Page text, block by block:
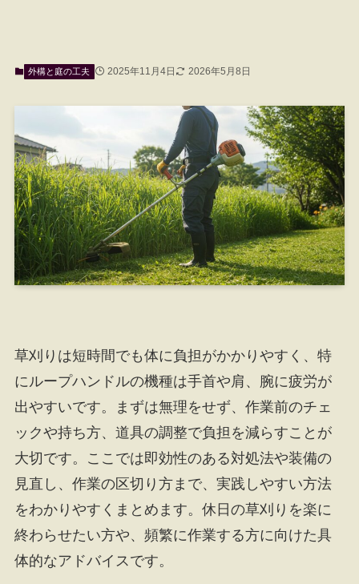
外構と庭の工夫 2025年11月4日 2026年5月8日
草刈りは短時間でも体に負担がかかりやすく、特
にループハンドルの機種は手首や肩、腕に疲労が
出やすいです。まずは無理をせず、作業前のチェ
ックや持ち方、道具の調整で負担を減らすことが
大切です。ここでは即効性のある対処法や装備の
見直し、作業の区切り方まで、実践しやすい方法
をわかりやすくまとめます。休日の草刈りを楽に
終わらせたい方や、頻繁に作業する方に向けた具
体的なアドバイスです。